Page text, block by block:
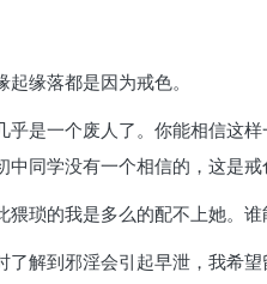
缘落都是因为戒色。
是一个废人了。你能相信这
同学没有一个相信的，这是戒
琐的我是多么的配不上她。
解到邪淫会引起早泄，我希